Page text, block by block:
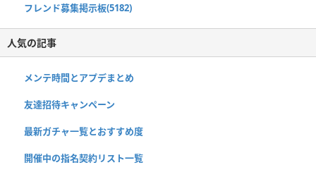
フレンド募集掲示板(5182)
人気の記事
メンテ時間とアプデまとめ
友達招待キャンペーン
最新ガチャ一覧とおすすめ度
開催中の指名契約リスト一覧